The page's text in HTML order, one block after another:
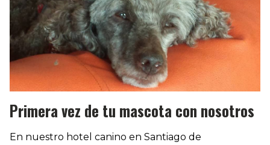
Primera vez de tu mascota con nosotros
En nuestro hotel canino en Santiago de